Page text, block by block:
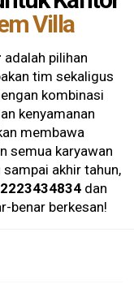
Villa
adalah pilihan
tim sekaligus
kombinasi
kenyamanan
membawa
semua karyawan
akhir tahun,
dan
benar berkesan!